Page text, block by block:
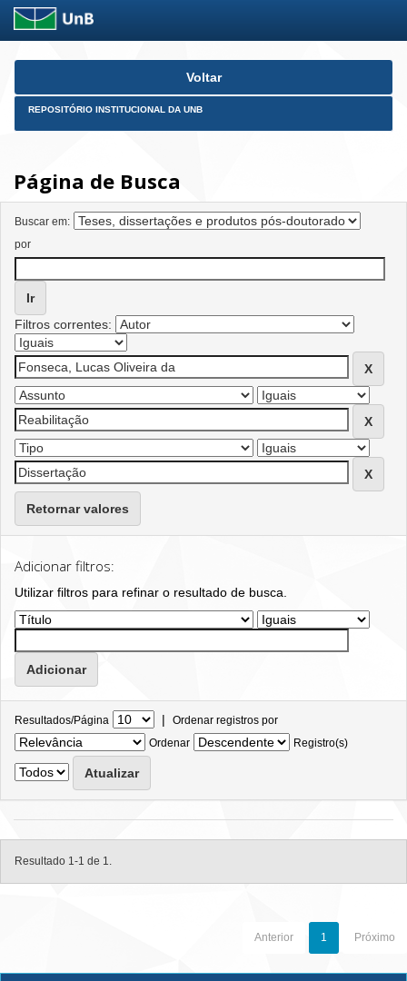
Skip
Voltar
REPOSITÓRIO INSTITUCIONAL DA UNB
Página de Busca
Buscar em:
por
Filtros correntes:
Retornar valores
Adicionar filtros:
Utilizar filtros para refinar o resultado de busca.
Resultados/Página | Ordenar registros por
Ordenar
Registro(s)
Resultado 1-1 de 1.
Anterior 1 Próximo